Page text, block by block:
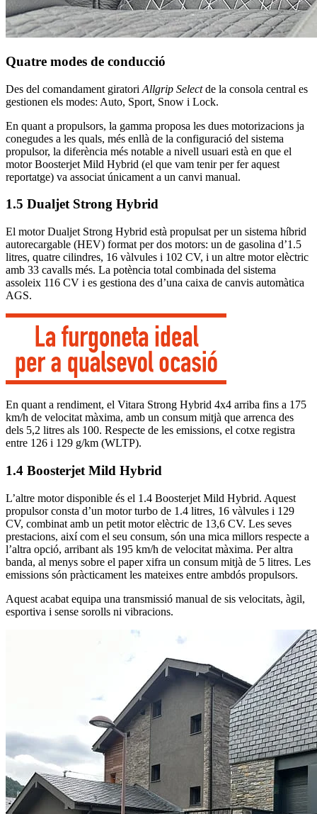
Quatre modes de conducció
Des del comandament giratori Allgrip Selectde la consola central es
gestionen els modes: Auto, Sport, Snow i Lock.
En quant a propulsors, la gamma proposa les dues motorizacions ja
conegudes a les quals, més enllà de la configuració del sistema
propulsor, la diferència més notable a nivell usuari està en que el
motor Boosterjet Mild Hybrid (el que vam tenir per fer aquest
reportatge) va associat únicament a un canvi manual.
1.5 Dualjet Strong Hybrid
El motor Dualjet Strong Hybrid està propulsat per un sistema híbrid
autorecargable (HEV) format per dos motors: un de gasolina d’1.5
litres, quatre cilindres, 16 vàlvules i 102 CV, i un altre motor elèctric
amb 33 cavalls més. La potència total combinada del sistema
assoleix 116 CV i es gestiona des d’una caixa de canvis automàtica
AGS.
En quant a rendiment, el Vitara Strong Hybrid 4x4 arriba fins a 175
km/h de velocitat màxima, amb un consum mitjà que arrenca des
dels 5,2 litres als 100. Respecte de les emissions, el cotxe registra
entre 126 i 129 g/km (WLTP).
1.4 Boosterjet Mild Hybrid
L’altre motor disponible és el 1.4 Boosterjet Mild Hybrid. Aquest
propulsor consta d’un motor turbo de 1.4 litres, 16 vàlvules i 129
CV, combinat amb un petit motor elèctric de 13,6 CV. Les seves
prestacions, així com el seu consum, són una mica millors respecte a
l’altra opció, arribant als 195 km/h de velocitat màxima. Per altra
banda, al menys sobre el paper xifra un consum mitjà de 5 litres. Les
emissions són pràcticament les mateixes entre ambdós propulsors.
Aquest acabat equipa una transmissió manual de sis velocitats, àgil,
esportiva i sense sorolls ni vibracions.